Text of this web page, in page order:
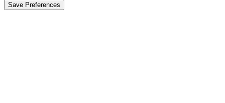
Save Preferences